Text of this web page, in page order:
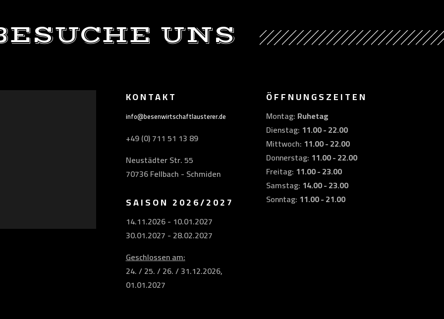
UNS
KONTAKT
info@besenwirtschaftlausterer.de
+49 (0) 711 51 13 89
Neustädter Str. 55
70736 Fellbach - Schmiden
SAISON 2026/2027
14.11.2026 - 10.01.2027
30.01.2027 - 28.02.2027
Geschlossen am:
24. / 25. / 26. / 31.12.2026,
01.01.2027
ÖFFNUNGSZEITEN
Montag: Ruhetag
Dienstag: 11.00 - 22.00
Mittwoch: 11.00 - 22.00
Donnerstag: 11.00 - 22.00
Freitag: 11.00 - 23.00
Samstag: 14.00 - 23.00
Sonntag: 11.00 - 21.00